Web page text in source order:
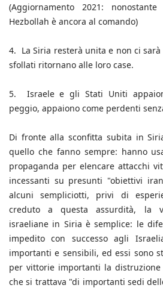
(Aggiornamento 2021:
Hezbollah è ancora al comando)
4. La Siria resterà unita e non ci
sfollati ritornano alle loro case.
5. Israele e gli Stati Uniti
peggio, appaiono come perdenti
Di fronte alla sconfitta subita in
quello che fanno sempre: hanno
propaganda per elencare attacchi
incessanti su presunti "obiettivi
alcuni sempliciotti, privi di
creduto a questa assurdità, la
israeliane in Siria è semplice: le
impedito con successo agli
importanti e sensibili, ed essi sono
per vittorie importanti la
che si trattava "di importanti sedi